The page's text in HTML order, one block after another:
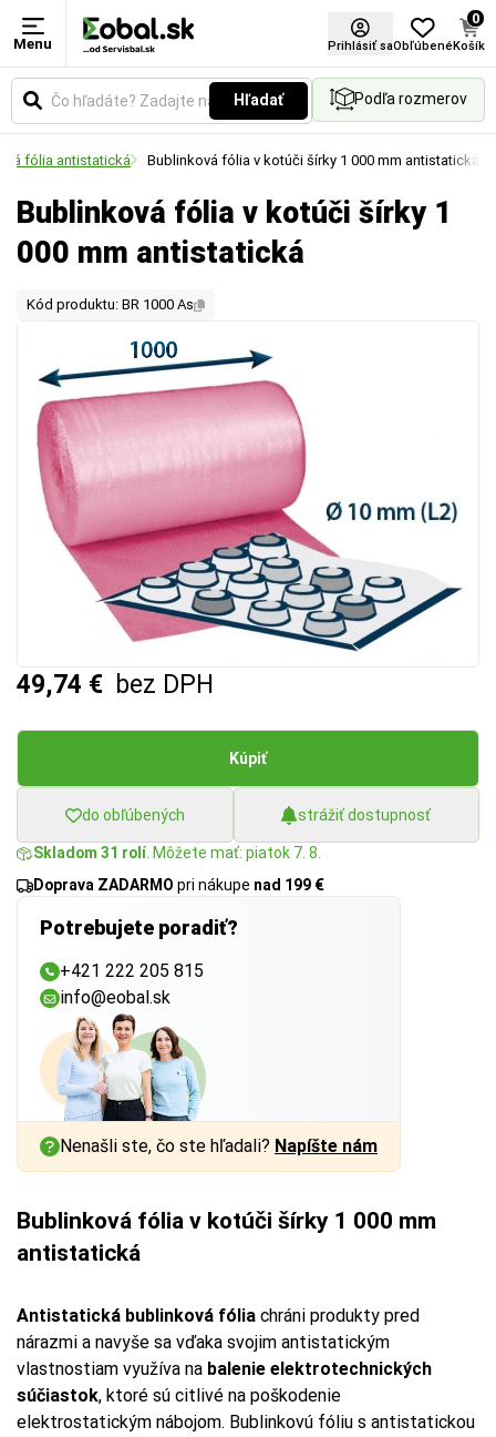
Menu Prihlásiť saObľúbené
0
Košík
Hľadať Podľa rozmerov
fólia antistatická Bublinková fólia v kotúči šírky 1 000 mm antistatická
Bublinková fólia v kotúči šírky 1
000 mm antistatická
Kód produktu: BR 1000 As
49,74 € bez DPH
Kúpiť
do obľúbených strážiť dostupnosť
Skladom 31 rolí. Môžete mať: piatok 7. 8.
Doprava ZADARMO pri nákupe nad 199 €
Potrebujete poradiť?
+421 222 205 815
info@eobal.sk
Nenašli ste, čo ste hľadali? Napíšte nám
Bublinková fólia v kotúči šírky 1 000 mm
antistatická
Antistatická bublinková fólia chráni produkty pred
nárazmi a navyše sa vďaka svojim antistatickým
vlastnostiam využíva na balenie elektrotechnických
súčiastok, ktoré sú citlivé na poškodenie
elektrostatickým nábojom. Bublinkovú fóliu s antistatickou